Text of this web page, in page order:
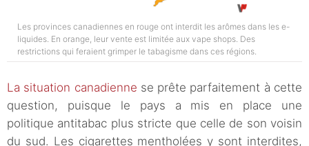
Les provinces canadiennes en rouge ont interdit les arômes dans les e-
liquides. En orange, leur vente est limitée aux vape shops. Des
restrictions qui feraient grimper le tabagisme dans ces régions.
La situation canadienne se prête parfaitement à cette
question, puisque le pays a mis en place une
politique antitabac plus stricte que celle de son voisin
du sud. Les cigarettes mentholées y sont interdites,